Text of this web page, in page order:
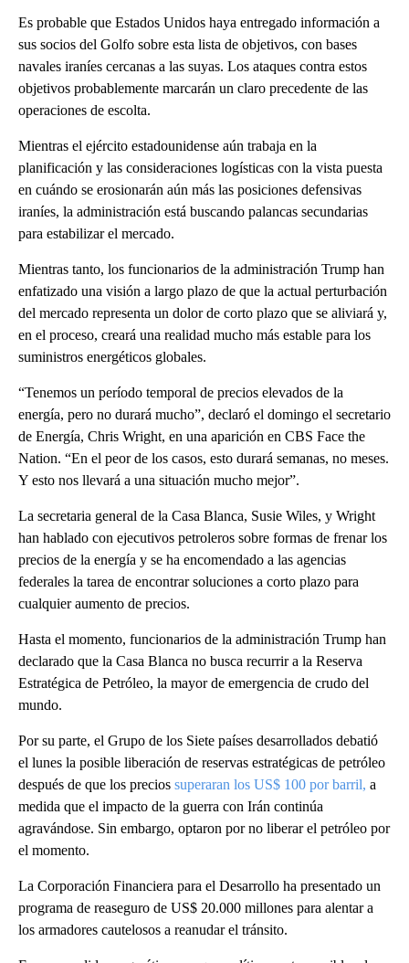
Es probable que Estados Unidos haya entregado información a
sus socios del Golfo sobre esta lista de objetivos, con bases
navales iraníes cercanas a las suyas. Los ataques contra estos
objetivos probablemente marcarán un claro precedente de las
operaciones de escolta.
Mientras el ejército estadounidense aún trabaja en la
planificación y las consideraciones logísticas con la vista puesta
en cuándo se erosionarán aún más las posiciones defensivas
iraníes, la administración está buscando palancas secundarias
para estabilizar el mercado.
Mientras tanto, los funcionarios de la administración Trump han
enfatizado una visión a largo plazo de que la actual perturbación
del mercado representa un dolor de corto plazo que se aliviará y,
en el proceso, creará una realidad mucho más estable para los
suministros energéticos globales.
“Tenemos un período temporal de precios elevados de la
energía, pero no durará mucho”, declaró el domingo el secretario
de Energía, Chris Wright, en una aparición en CBS Face the
Nation. “En el peor de los casos, esto durará semanas, no meses.
Y esto nos llevará a una situación mucho mejor”.
La secretaria general de la Casa Blanca, Susie Wiles, y Wright
han hablado con ejecutivos petroleros sobre formas de frenar los
precios de la energía y se ha encomendado a las agencias
federales la tarea de encontrar soluciones a corto plazo para
cualquier aumento de precios.
Hasta el momento, funcionarios de la administración Trump han
declarado que la Casa Blanca no busca recurrir a la Reserva
Estratégica de Petróleo, la mayor de emergencia de crudo del
mundo.
Por su parte, el Grupo de los Siete países desarrollados debatió
el lunes la posible liberación de reservas estratégicas de petróleo
después de que los precios superaran los US$ 100 por barril, a
medida que el impacto de la guerra con Irán continúa
agravándose. Sin embargo, optaron por no liberar el petróleo por
el momento.
La Corporación Financiera para el Desarrollo ha presentado un
programa de reaseguro de US$ 20.000 millones para alentar a
los armadores cautelosos a reanudar el tránsito.